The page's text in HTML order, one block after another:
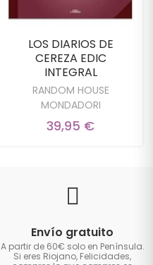
LOS DIARIOS DE
CEREZA EDIC
INTEGRAL
RANDOM HOUSE
MONDADORI
39,95 €
Envío gratuito
A partir de 60€ solo en Península.
Si eres Riojano, Felicidades,